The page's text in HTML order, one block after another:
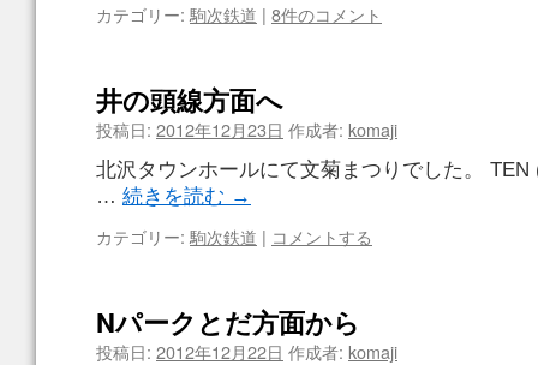
カテゴリー: 駒次鉄道 | 8件のコメント
井の頭線方面へ
投稿日: 2012年12月23日 作成者: komaji
北沢タウンホールにて文菊まつりでした。 TEN
… 続きを読む →
カテゴリー: 駒次鉄道 | コメントする
Nパークとだ方面から
投稿日: 2012年12月22日 作成者: komaji